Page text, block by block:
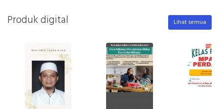
Produk digital Lihat semua